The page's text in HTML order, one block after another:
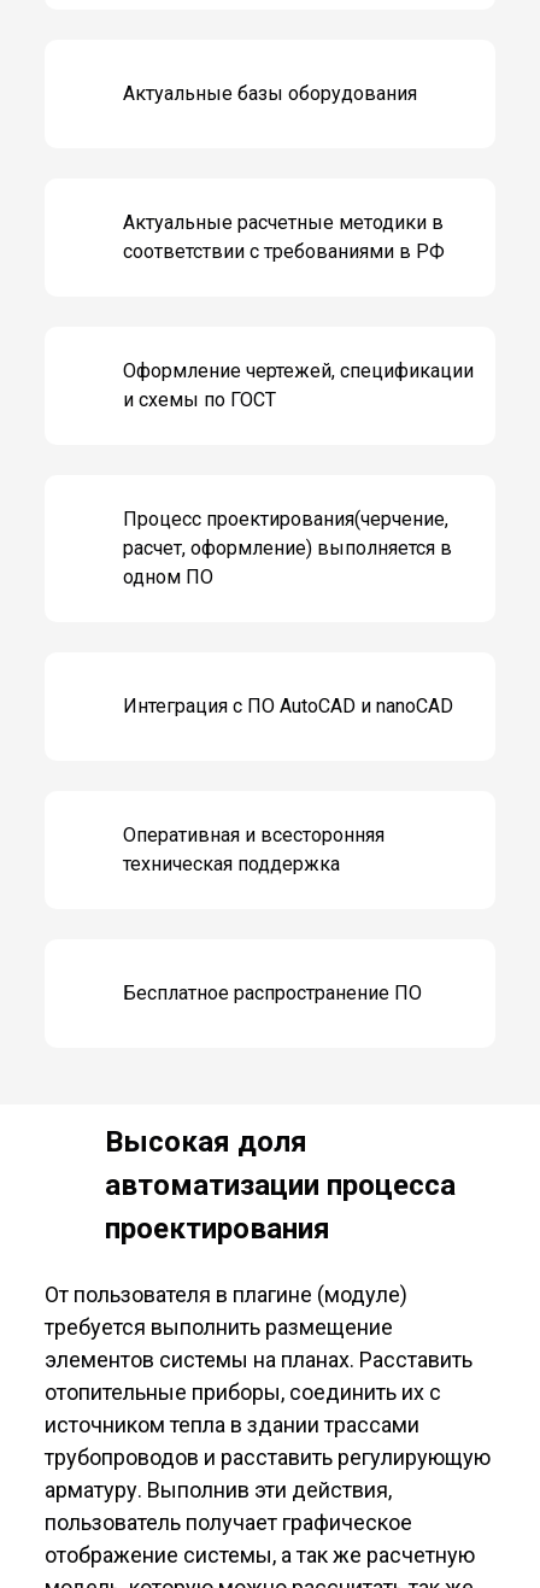
Актуальные базы оборудования
Актуальные расчетные методики в
соответствии с требованиями в РФ
Оформление чертежей, спецификации
и схемы по ГОСТ
Процесс проектирования(черчение,
расчет, оформление) выполняется в
одном ПО
Интеграция с ПО AutoCAD и nanoCAD
Оперативная и всесторонняя
техническая поддержка
Бесплатное распространение ПО
Высокая доля
автоматизации процесса
проектирования
От пользователя в плагине (модуле)
требуется выполнить размещение
элементов системы на планах. Расставить
отопительные приборы, соединить их с
источником тепла в здании трассами
трубопроводов и расставить регулирующую
арматуру. Выполнив эти действия,
пользователь получает графическое
отображение системы, а так же расчетную